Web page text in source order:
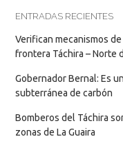
ENTRADAS RECIENTES
Verifican mecanismos
frontera Táchira – Norte
Gobernador Bernal: Es
subterránea de carbón
Bomberos del Táchira
zonas de La Guaira